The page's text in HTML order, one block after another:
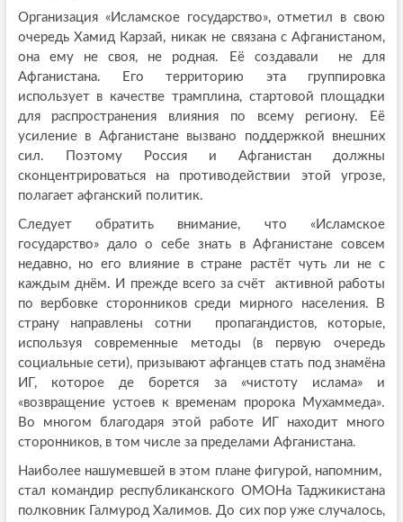
Организация «Исламское государство», отметил в свою
очередь Хамид Карзай, никак не связана с Афганистаном,
она ему не своя, не родная. Её создавали не для
Афганистана. Его территорию эта группировка
использует в качестве трамплина, стартовой площадки
для распространения влияния по всему региону. Её
усиление в Афганистане вызвано поддержкой внешних
сил. Поэтому Россия и Афганистан должны
сконцентрироваться на противодействии этой угрозе,
полагает афганский политик.
Следует обратить внимание, что «Исламское
государство» дало о себе знать в Афганистане совсем
недавно, но его влияние в стране растёт чуть ли не с
каждым днём. И прежде всего за счёт активной работы
по вербовке сторонников среди мирного населения. В
страну направлены сотни пропагандистов, которые,
используя современные методы (в первую очередь
социальные сети), призывают афганцев стать под знамёна
ИГ, которое де борется за «чистоту ислама» и
«возвращение устоев к временам пророка Мухаммеда».
Во многом благодаря этой работе ИГ находит много
сторонников, в том числе за пределами Афганистана.
Наиболее нашумевшей в этом плане фигурой, напомним,
стал командир республиканского ОМОНа Таджикистана
полковник Галмурод Халимов. До сих пор уже случалось,